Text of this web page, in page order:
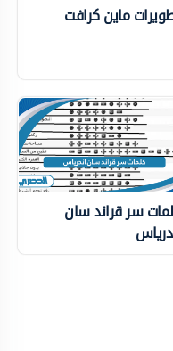
ماين كرافت
سر قراند سان